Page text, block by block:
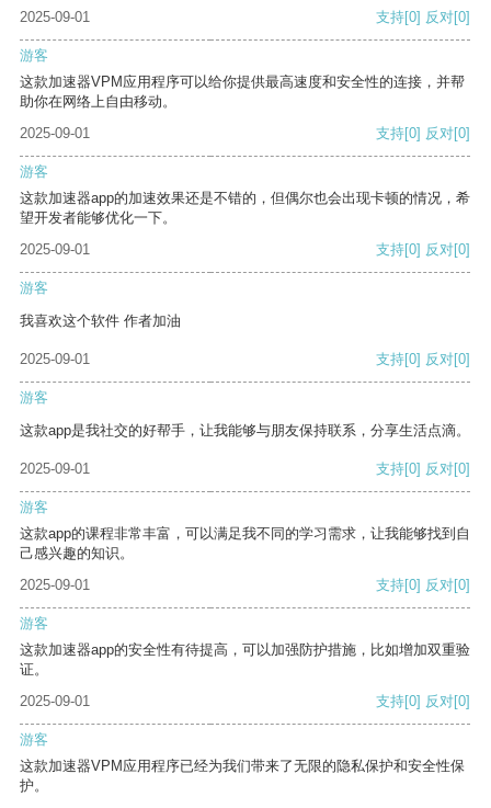
2025-09-01 支持[0] 反对[0]
游客
这款加速器VPM应用程序可以给你提供最高速度和安全性的连接，并帮
助你在网络上自由移动。
2025-09-01
支持[0] 反对[0]
游客
这款加速器app的加速效果还是不错的，但偶尔也会出现卡顿的情况，希
望开发者能够优化一下。
2025-09-01
支持[0] 反对[0]
游客
我喜欢这个软件 作者加油
2025-09-01 支持[0] 反对[0]
游客
这款app是我社交的好帮手，让我能够与朋友保持联系，分享生活点滴。
2025-09-01 支持[0] 反对[0]
游客
这款app的课程非常丰富，可以满足我不同的学习需求，让我能够找到自
己感兴趣的知识。
2025-09-01
支持[0] 反对[0]
游客
这款加速器app的安全性有待提高，可以加强防护措施，比如增加双重验
证。
2025-09-01
支持[0] 反对[0]
游客
这款加速器VPM应用程序已经为我们带来了无限的隐私保护和安全性保
护。